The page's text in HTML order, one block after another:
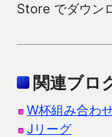
Store でダウン
関連ブロ
W杯組み合わ
Jリーグ